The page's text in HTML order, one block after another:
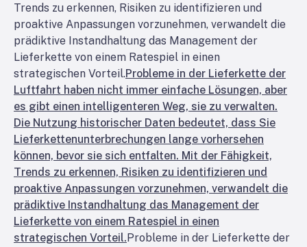
Trends zu erkennen, Risiken zu identifizieren und
proaktive Anpassungen vorzunehmen, verwandelt die
prädiktive Instandhaltung das Management der
Lieferkette von einem Ratespiel in einen
strategischen Vorteil.Probleme in der Lieferkette der
Luftfahrt haben nicht immer einfache Lösungen, aber
es gibt einen intelligenteren Weg, sie zu verwalten.
Die Nutzung historischer Daten bedeutet, dass Sie
Lieferkettenunterbrechungen lange vorhersehen
können, bevor sie sich entfalten. Mit der Fähigkeit,
Trends zu erkennen, Risiken zu identifizieren und
proaktive Anpassungen vorzunehmen, verwandelt die
prädiktive Instandhaltung das Management der
Lieferkette von einem Ratespiel in einen
strategischen Vorteil.Probleme in der Lieferkette der